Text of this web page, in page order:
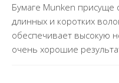
Бумаге Munken
длинных и коротких
обеспечивает высокую
очень хорошие